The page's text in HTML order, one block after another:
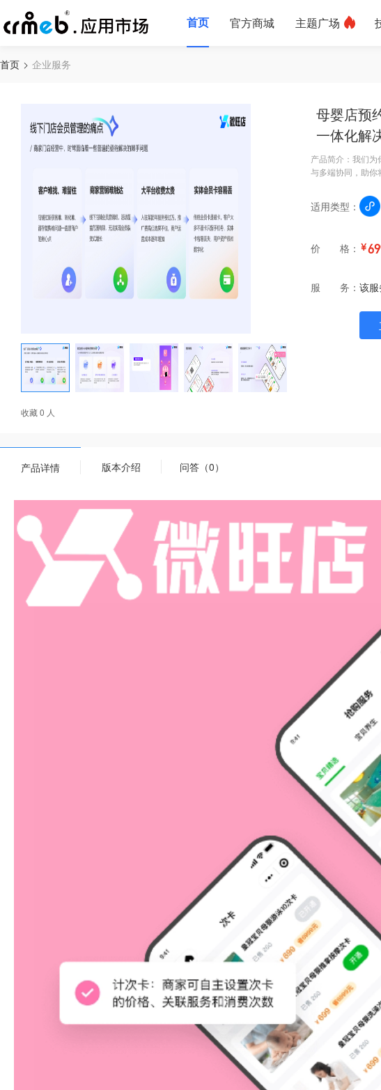
首页 官方商城 主题广场
首页 企业服务
收藏 0 人
母婴店预
一体化解
产品简介：我们
与多端协同，助你
适用类型：
价 格： ￥
服 务： 该服
产品详情 版本介绍 问答（0）